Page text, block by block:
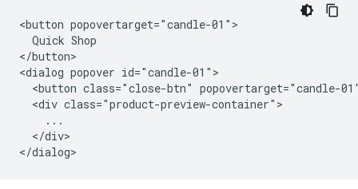
<button popovertarget="candle-01">
  Quick Shop
</button>
<dialog popover id="candle-01">
<button class="close-btn" popovertarget="candle-
  <div class="product-preview-container">
    ...
  </div>